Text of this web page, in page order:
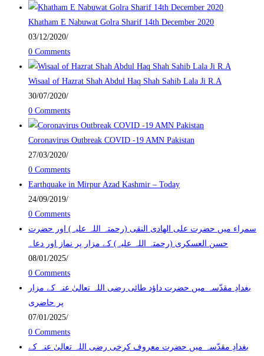
Khatham E Nabuwat Golra Sharif 14th December 2020
03/12/2020/
0 Comments
Wisaal of Hazrat Shah Abdul Haq Shah Sahib Lala Ji R.A
30/07/2020/
0 Comments
Coronavirus Outbreak COVID -19 AMN Pakistan
27/03/2020/
0 Comments
Earthquake in Mirpur Azad Kashmir – Today
24/09/2019/
0 Comments
سمراء میں حضرت علی الھادی النقی (رحمتہ اللہ علیہ) اور حضرت
حسن العسکری (رحمتہ اللہ علیہ) کے مزار پر نماز اور دعا۔
08/01/2025/
0 Comments
بغدادِ مقدّسہ میں حضرت داؤد طائی رضی اللہ تعالیٰ عنہ کے مزار
پر حاضری
07/01/2025/
0 Comments
بغدادِ مقدّسہ میں حضرت معروف کرخی رضی اللہ تعالیٰ عنہ کے